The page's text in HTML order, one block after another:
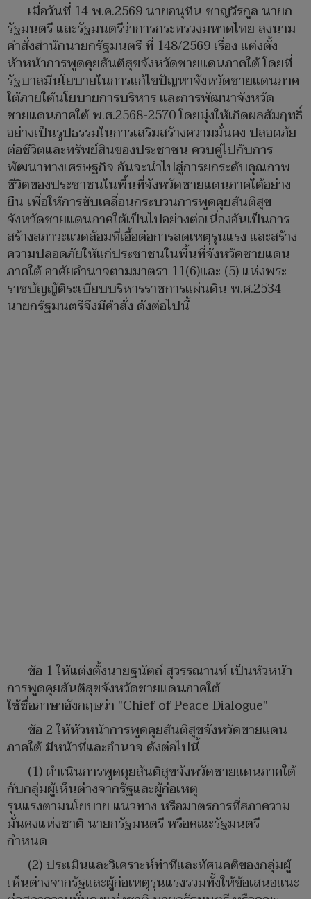
เมื่อวันที่ 14 พ.ค.2569 นายอนุทิน ชาญวีรกูล นายก
รัฐมนตรี และรัฐมนตรีว่าการกระทรวงมหาดไทย ลงนาม
คำสั่งสำนักนายกรัฐมนตรี ที่ 148/2569 เรื่อง แต่งตั้ง
หัวหน้าการพูดคุยสันติสุขจังหวัดชายแดนภาคใต้ โดยที่
รัฐบาลมีนโยบายในการแก้ไขปัญหาจังหวัดชายแดนภาค
ใต้ภายใต้นโยบายการบริหาร และการพัฒนาจังหวัด
ชายแดนภาคใต้ พ.ศ.2568-2570 โดยมุ่งให้เกิดผลสัมฤทธิ์
อย่างเป็นรูปธรรมในการเสริมสร้างความมั่นคง ปลอดภัย
ต่อชีวิตและทรัพย์สินของประชาชน ควบคู่ไปกับการ
พัฒนาทางเศรษฐกิจ อันจะนำไปสู่การยกระดับคุณภาพ
ชีวิตของประชาชนในพื้นที่จังหวัดชายแดนภาคใต้อย่าง
ยืน เพื่อให้การขับเคลื่อนกระบวนการพูดคุยสันติสุข
จังหวัดชายแดนภาคใต้เป็นไปอย่างต่อเนื่องอันเป็นการ
สร้างสภาวะแวดล้อมที่เอื้อต่อการลดเหตุรุนแรง และสร้าง
ความปลอดภัยให้แก่ประชาชนในพื้นที่จังหวัดชายแดน
ภาคใต้ อาศัยอำนาจตามมาตรา 11(6)และ (5) แห่งพระ
ราชบัญญัติระเบียบบริหารราชการแผ่นดิน พ.ศ.2534
นายกรัฐมนตรีจึงมีคำสั่ง ดังต่อไปนี้
ข้อ 1 ให้แต่งตั้งนายฐนัตถ์ สุวรรณานท์ เป็นหัวหน้า
การพูดคุยสันติสุขจังหวัดชายแดนภาคใต้
ใช้ชื่อภาษาอังกฤษว่า "Chief of Peace Dialogue"
ข้อ 2 ให้หัวหน้าการพูดคุยสันติสุขจังหวัดขายแดน
ภาคใต้ มีหน้าที่และอำนาจ ดังต่อไปนี้
(1) ดำเนินการพูดคุยสันติสุขจังหวัดชายแดนภาคใต้
กับกลุ่มผู้เห็นต่างจากรัฐและผู้ก่อเหตุ
รุนแรงตามนโยบาย แนวทาง หรือมาตรการที่สภาความ
มั่นคงแห่งชาติ นายกรัฐมนตรี หรือคณะรัฐมนตรี
กำหนด
(2) ประเมินและวิเคราะห์ท่าทีและทัศนคติของกลุ่มผู้
เห็นต่างจากรัฐและผู้ก่อเหตุรุนแรงรวมทั้งให้ข้อเสนอแนะ